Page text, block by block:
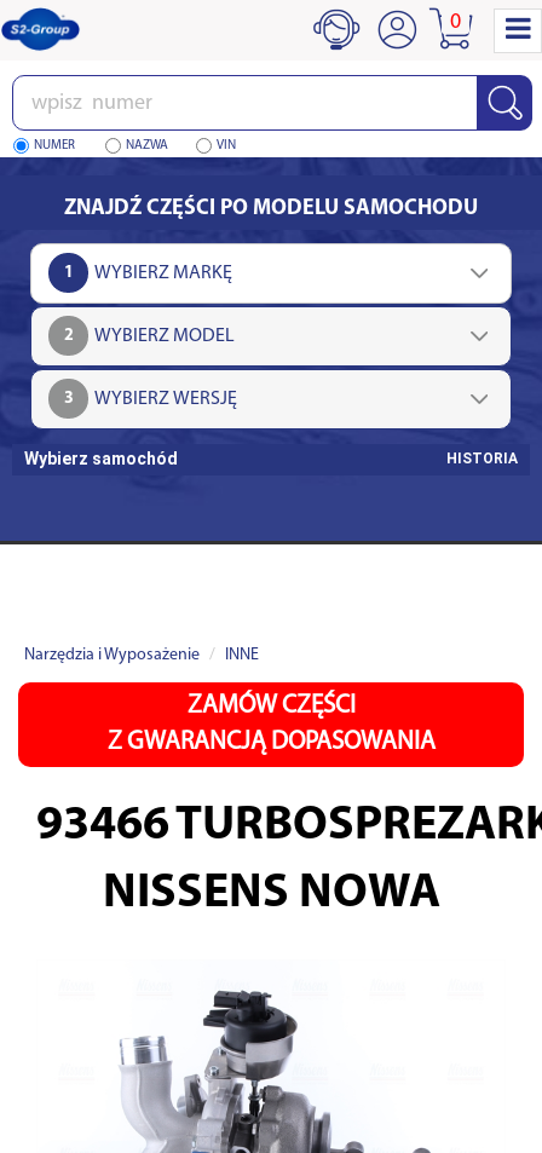
Wpisz
numer
NUMER NAZWA VIN
0
ZNAJDŹ CZĘŚCI PO MODELU SAMOCHODU
1
2
3
Wybierz samochód HISTORIA
Narzędzia i Wyposażenie INNE
ZAMÓW CZĘŚCI
Z GWARANCJĄ DOPASOWANIA
93466
NISSENS NOWA